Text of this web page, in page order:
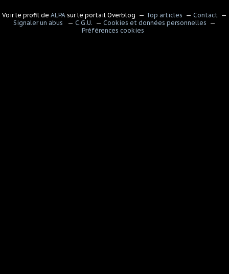
Voir le profil de ALPA sur le portail Overblog Top articles
Contact
Signaler un abus
C.G.U.
Cookies et données personnelles
Préférences cookies